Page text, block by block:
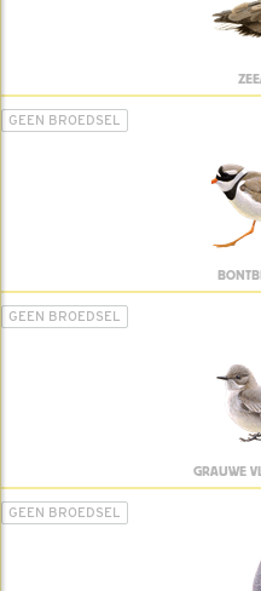
GEEN BROEDSEL
GEEN BROEDSEL
GRAUWE
GEEN BROEDSEL